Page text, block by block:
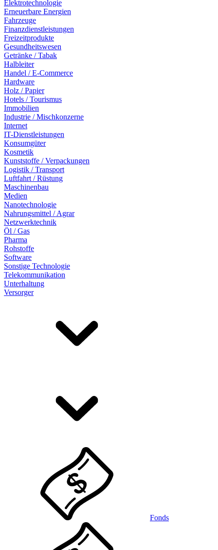
Elektrotechnologie
Erneuerbare Energien
Fahrzeuge
Finanzdienstleistungen
Freizeitprodukte
Gesundheitswesen
Getränke / Tabak
Halbleiter
Handel / E-Commerce
Hardware
Holz / Papier
Hotels / Tourismus
Immobilien
Industrie / Mischkonzerne
Internet
IT-Dienstleistungen
Konsumgüter
Kosmetik
Kunststoffe / Verpackungen
Logistik / Transport
Luftfahrt / Rüstung
Maschinenbau
Medien
Nanotechnologie
Nahrungsmittel / Agrar
Netzwerktechnik
Öl / Gas
Pharma
Rohstoffe
Software
Sonstige Technologie
Telekommunikation
Unterhaltung
Versorger
Fonds